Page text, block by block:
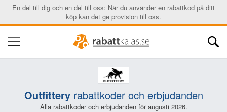
En del till dig och en del till oss: När du använder en rabattkod på ditt
köp kan det ge provision till oss.
Outfitteryrabattkoder och erbjudanden
Alla rabattkoder och erbjudanden för augusti 2026.